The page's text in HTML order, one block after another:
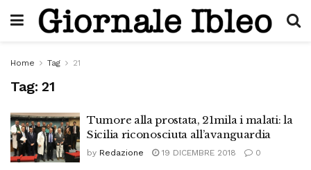
Home Tag 21
Tag: 21
Tumore alla prostata, 21mila i malati: la
Sicilia riconosciuta all’avanguardia
by Redazione 19 DICEMBRE 2018 0